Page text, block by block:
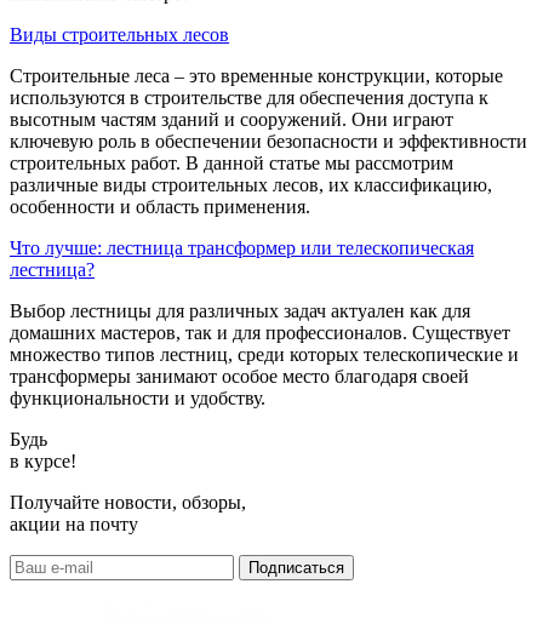
Виды строительных лесов
Строительные леса – это временные конструкции, которые
используются в строительстве для обеспечения доступа к
высотным частям зданий и сооружений. Они играют
ключевую роль в обеспечении безопасности и эффективности
строительных работ. В данной статье мы рассмотрим
различные виды строительных лесов, их классификацию,
особенности и область применения.
Что лучше: лестница трансформер или телескопическая
лестница?
Выбор лестницы для различных задач актуален как для
домашних мастеров, так и для профессионалов. Существует
множество типов лестниц, среди которых телескопические и
трансформеры занимают особое место благодаря своей
функциональности и удобству.
Будь
в курсе!
Получайте новости, обзоры,
акции на почту